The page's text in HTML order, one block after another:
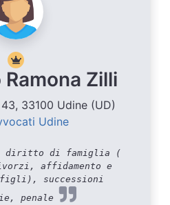
Zilli
33100 Udine (UD)
Udine
diritto di famiglia (
affidamento e
figli), successioni
penale